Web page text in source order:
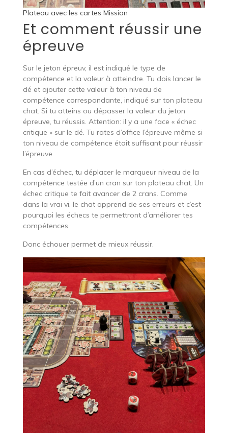
Plateau avec les cartes Mission
Et comment réussir une
épreuve
Sur le jeton épreuv, il est indiqué le type de
compétence et la valeur à atteindre. Tu dois lancer le
dé et ajouter cette valeur à ton niveau de
compétence correspondante, indiqué sur ton plateau
chat. Si tu atteins ou dépasser la valeur du jeton
épreuve, tu réussis. Attention: il y a une face « échec
critique » sur le dé. Tu rates d’office l’épreuve même si
ton niveau de compétence était suffisant pour réussir
l’épreuve.
En cas d’échec, tu déplacer le marqueur niveau de la
compétence testée d’un cran sur ton plateau chat. Un
échec critique te fait avancer de 2 crans. Comme
dans la vrai vi, le chat apprend de ses erreurs et c’est
pourquoi les échecs te permettront d’améliorer tes
compétences.
Donc échouer permet de mieux réussir.